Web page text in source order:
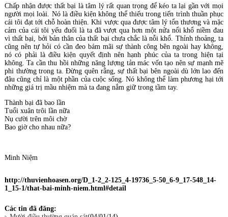
Chấp nhận được thất bại là tâm lý rất quan trọng để kéo ta lại gần với mọi
người mọi loài. Nó là điều kiện không thể thiếu trong tiến trình thuần phục
cái tôi đạt tới chỗ hoàn thiện. Khi vược qua được tâm lý tổn thương và mặc
cảm của cái tôi yếu đuối là ta đã vượt qua hơn một nửa nổi khổ niềm đau
vì thất bại, bởi bản thân của thất bại chưa chắc là nỗi khổ. Thỉnh thoảng, ta
cũng nên tự hỏi có cần đeo bám mãi sự thành công bên ngoài hay không,
nó có phải là điều kiện quyết định nên hạnh phúc của ta trong hiện tại
không. Ta cần thu hồi những năng lượng tản mác vốn tạo nên sự mạnh mẽ
phi thường trong ta. Đừng quên rằng, sự thất bại bên ngoài dù lớn lao đến
đâu cũng chỉ là một phần của cuộc sống. Nó không thể làm phương hại tới
những giá trị mầu nhiệm mà ta đang nắm giữ trong tầm tay.
Thành bại đã bao lần
Tuổi xuân trôi lần nữa
Nụ cười trên môi chờ
Bao giờ cho nhau nữa?
Minh Niệm
http://thuvienhoasen.org/D_1-2_2-125_4-19736_5-50_6-9_17-548_14-
1_15-1/that-bai-minh-niem.html#detail
Các tin đã đăng: